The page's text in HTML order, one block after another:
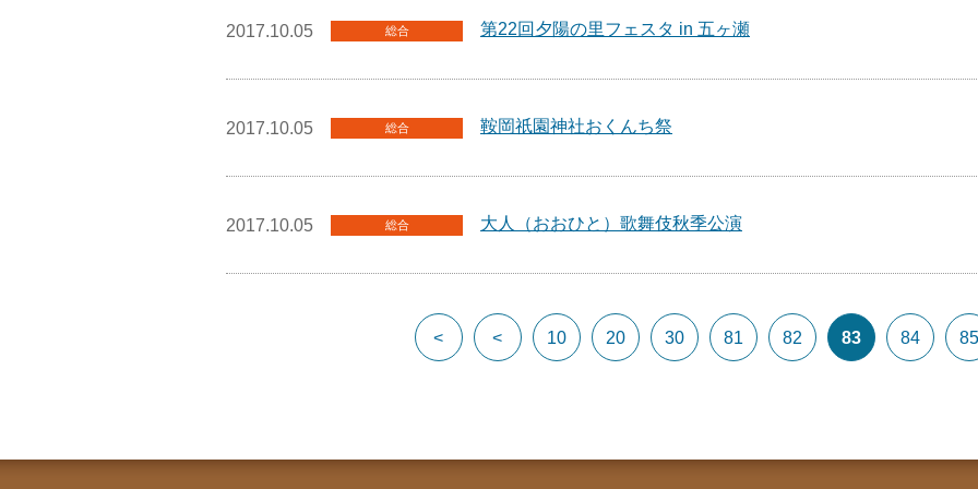
2017.10.05 総合 第22回夕陽の里フェスタ in 五ヶ瀬
2017.10.05 総合 鞍岡祇園神社おくんち祭
2017.10.05 総合 大人（おおひと）歌舞伎秋季公演
< < 10 20 30 81 82 83 84 85